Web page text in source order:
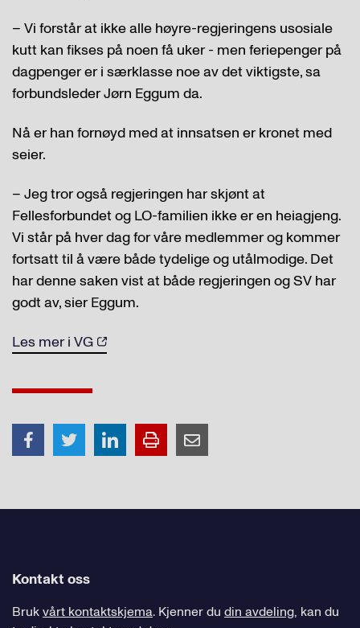
– Vi forstår at ikke alle høyre-regjeringens usosiale
kutt kan fikses på noen få uker - men feriepenger på
dagpenger er i særklasse noe av det viktigste, sa
forbundsleder Jørn Eggum da.
Nå er han fornøyd med at innsatsen er kronet med
seier.
– Jeg tror også regjeringen har skjønt at
Fellesforbundet og LO-familien ikke er en heiagjeng.
Vi står på hver dag for våre medlemmer og kommer
fortsatt til å være både tydelige og utålmodige. Det
har denne saken vist at både regjeringen og SV har
godt av, sier Eggum.
Les mer i VG
Kontakt oss
Brukvårt kontaktskjema. Kjenner du din avdeling, kan du